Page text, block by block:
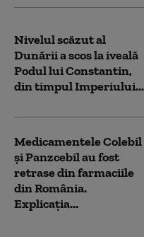
Nivelul scăzut al
Dunării a scos la iveală
Podul lui Constantin,
din timpul Imperiului...
Medicamentele Colebil
și Panzcebil au fost
retrase din farmaciile
din România.
Explicația...